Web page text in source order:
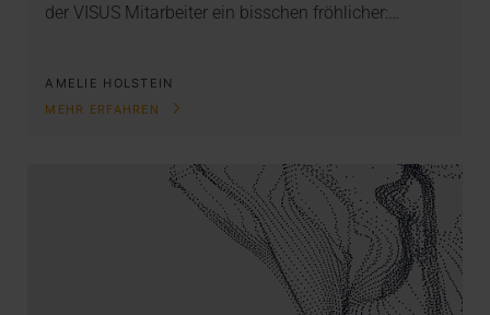
der VISUS Mitarbeiter ein bisschen fröhlicher:…
AMELIE HOLSTEIN
MEHR ERFAHREN